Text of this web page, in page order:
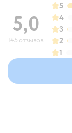
5,0
145 отзывов
5
4
3
2
1